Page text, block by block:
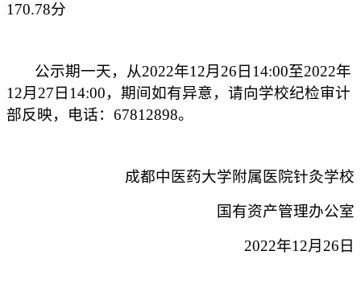
170.78分
公示期一天， 从2022年12月26日14:00至2022年
12月27日14:00， 期间如有异意，请向学校纪检审计
部反映，电话： 67812898。
成都中医药大学附属医院针灸学校
国有资产管理办公室
2022年12月 26 日